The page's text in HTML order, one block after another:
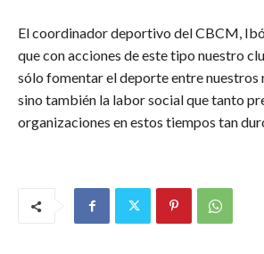
El coordinador deportivo del CBCM,
que con acciones de este tipo nuestro
sólo fomentar el deporte entre nuestros
sino también la labor social que tanto
organizaciones en estos tiempos tan